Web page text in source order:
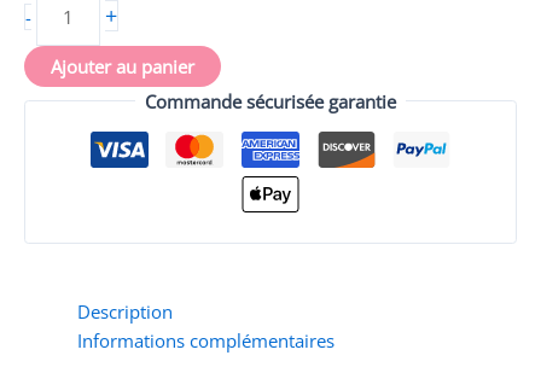
- +
Ajouter au panier
Commande sécurisée garantie
Description
Informations complémentaires